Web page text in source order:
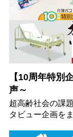
【10周年特別
声～
超高齢社会の課
タビュー企画を